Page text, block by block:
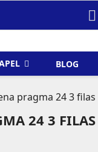

BLOG
pragma 24 3 filas
24 3 FILAS